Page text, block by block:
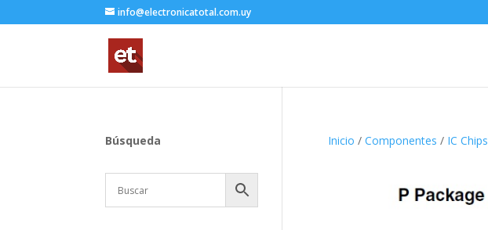
info@electronicatotal.com.uy
Inicio / Componentes / IC Chips
Búsqueda